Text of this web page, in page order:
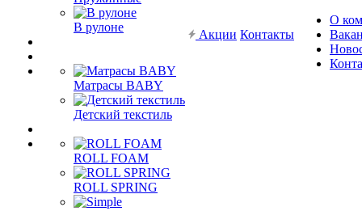
В рулоне
Матрасы BABY
Детский текстиль
ROLL FOAM
ROLL SPRING
Акции Контакты
О